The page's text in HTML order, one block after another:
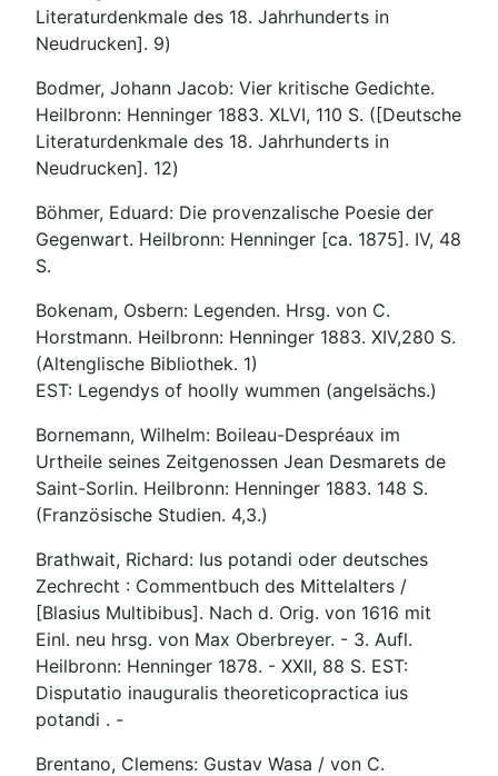
Literaturdenkmale des 18. Jahrhunderts in
Neudrucken]. 9)
Bodmer, Johann Jacob: Vier kritische Gedichte.
Heilbronn: Henninger 1883. XLVI, 110 S. ([Deutsche
Literaturdenkmale des 18. Jahrhunderts in
Neudrucken]. 12)
Böhmer, Eduard: Die provenzalische Poesie der
Gegenwart. Heilbronn: Henninger [ca. 1875]. IV, 48
S.
Bokenam, Osbern: Legenden. Hrsg. von C.
Horstmann. Heilbronn: Henninger 1883. XIV,280 S.
(Altenglische Bibliothek. 1)
EST: Legendys of hoolly wummen (angelsächs.)
Bornemann, Wilhelm: Boileau-Despréaux im
Urtheile seines Zeitgenossen Jean Desmarets de
Saint-Sorlin. Heilbronn: Henninger 1883. 148 S.
(Französische Studien. 4,3.)
Brathwait, Richard: Ius potandi oder deutsches
Zechrecht : Commentbuch des Mittelalters /
[Blasius Multibibus]. Nach d. Orig. von 1616 mit
Einl. neu hrsg. von Max Oberbreyer. - 3. Aufl.
Heilbronn: Henninger 1878. - XXII, 88 S. EST:
Disputatio inauguralis theoreticopractica ius
potandi . -
Brentano, Clemens: Gustav Wasa / von C.